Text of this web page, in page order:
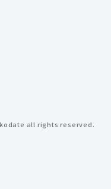
all rights reserved.